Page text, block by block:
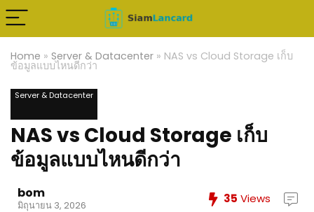
Home » Server & Datacenter » NAS vs Cloud Storage เก็บ
ข้อมูลแบบไหนดีกว่า
Server & Datacenter
NAS vs Cloud Storage เก็บ
ข้อมูลแบบไหนดีกว่า
bom
มิถุนายน 3, 2026 35 Views